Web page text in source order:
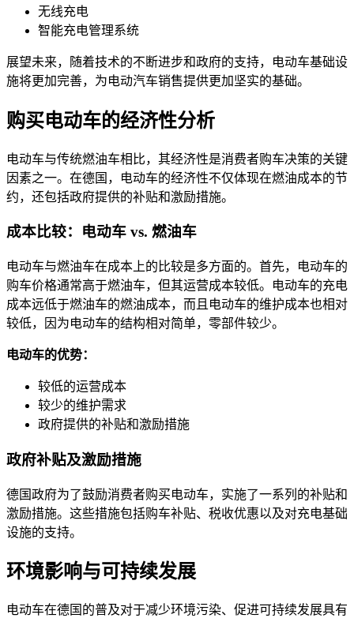
无线充电
智能充电管理系统
展望未来，随着技术的不断进步和政府的支持，电动车基础设
施将更加完善，为电动汽车销售提供更加坚实的基础。
购买电动车的经济性分析
电动车与传统燃油车相比，其经济性是消费者购车决策的关键
因素之一。在德国，电动车的经济性不仅体现在燃油成本的节
约，还包括政府提供的补贴和激励措施。
成本比较：电动车 vs. 燃油车
电动车与燃油车在成本上的比较是多方面的。首先，电动车的
购车价格通常高于燃油车，但其运营成本较低。电动车的充电
成本远低于燃油车的燃油成本，而且电动车的维护成本也相对
较低，因为电动车的结构相对简单，零部件较少。
电动车的优势：
较低的运营成本
较少的维护需求
政府提供的补贴和激励措施
政府补贴及激励措施
德国政府为了鼓励消费者购买电动车，实施了一系列的补贴和
激励措施。这些措施包括购车补贴、税收优惠以及对充电基础
设施的支持。
环境影响与可持续发展
电动车在德国的普及对于减少环境污染、促进可持续发展具有